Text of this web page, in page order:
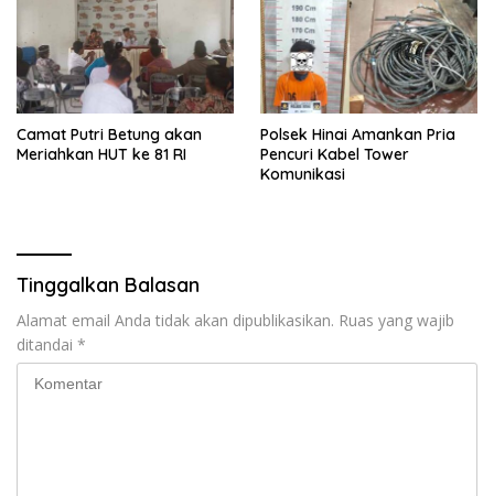
Camat Putri Betung akan
Meriahkan HUT ke 81 RI
Polsek Hinai Amankan Pria
Pencuri Kabel Tower
Komunikasi
Tinggalkan Balasan
Alamat email Anda tidak akan dipublikasikan. Ruas yang wajib
ditandai *